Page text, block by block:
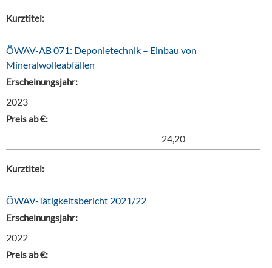
Kurztitel:
ÖWAV-AB 071: Deponietechnik – Einbau von
Mineralwolleabfällen
Erscheinungsjahr:
2023
Preis ab €:
24,20
Kurztitel:
ÖWAV-Tätigkeitsbericht 2021/22
Erscheinungsjahr:
2022
Preis ab €: